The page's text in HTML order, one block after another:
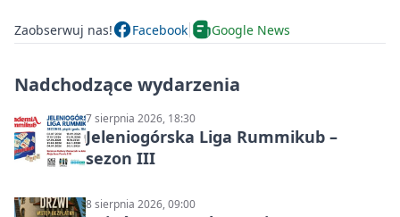
Zaobserwuj nas! Facebook Google News
Nadchodzące wydarzenia
7 sierpnia 2026, 18:30
Jeleniogórska Liga Rummikub –
sezon III
8 sierpnia 2026, 09:00